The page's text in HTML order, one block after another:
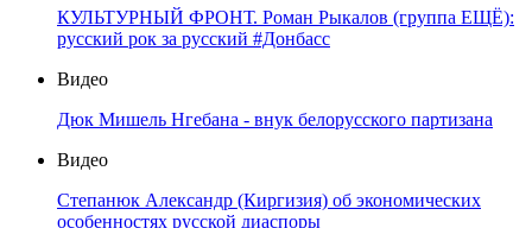
КУЛЬТУРНЫЙ ФРОНТ. Роман Рыкалов (группа ЕЩЁ):
русский рок за русский #Донбасс
Видео
Дюк Мишель Нгебана - внук белорусского партизана
Видео
Степанюк Александр (Киргизия) об экономических
особенностях русской диаспоры